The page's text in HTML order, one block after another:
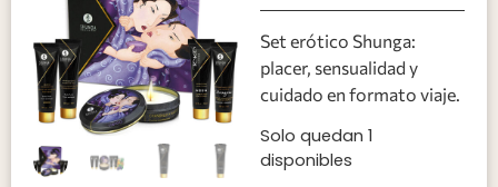
Set erótico Shunga:
placer, sensualidad y
cuidado en formato viaje.
Solo quedan 1
disponibles